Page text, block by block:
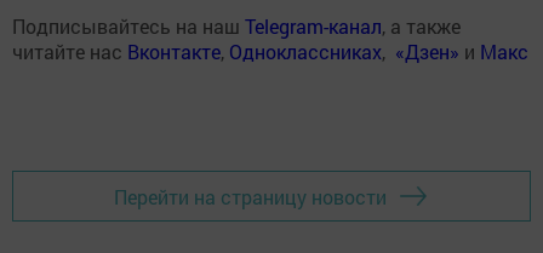
Подписывайтесь на наш Telegram-канал, а также
читайте нас Вконтакте, Одноклассниках, «Дзен» и Макс
Перейти на страницу новости